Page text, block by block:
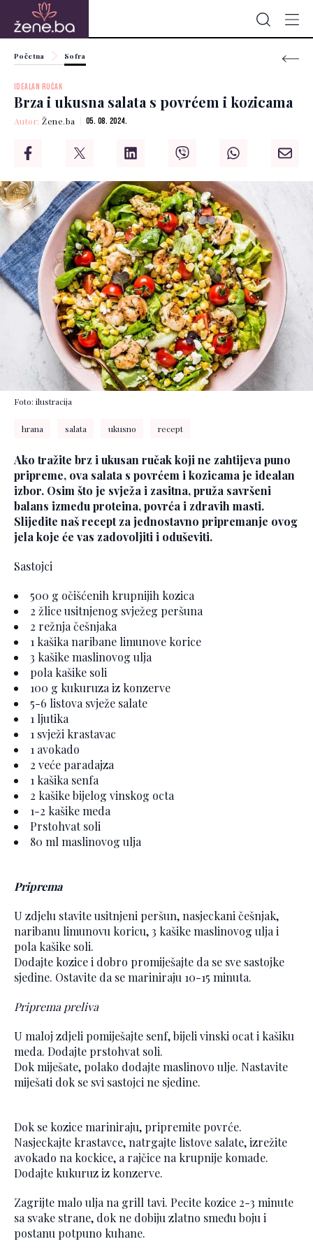
Početna Sofra
IDEALAN RUČAK
Brza i ukusna salata s povrćem i kozicama
Autor:Žene.ba 05. 08. 2024.
Foto: ilustracija
hrana salata ukusno recept
Ako tražite brz i ukusan ručak koji ne zahtijeva puno
pripreme, ova salata s povrćem i kozicama je idealan
izbor. Osim što je svježa i zasitna, pruža savršeni
balans između proteina, povrća i zdravih masti.
Slijedite naš recept za jednostavno pripremanje ovog
jela koje će vas zadovoljiti i oduševiti.
Sastojci
500 g očišćenih krupnijih kozica
2 žlice usitnjenog svježeg peršuna
2 režnja češnjaka
1 kašika naribane limunove korice
3 kašike maslinovog ulja
pola kašike soli
100 g kukuruza iz konzerve
5-6 listova svježe salate
1 ljutika
1 svježi krastavac
1 avokado
2 veće paradajza
1 kašika senfa
2 kašike bijelog vinskog octa
1-2 kašike meda
Prstohvat soli
80 ml maslinovog ulja
Priprema
U zdjelu stavite usitnjeni peršun, nasjeckani češnjak,
naribanu limunovu koricu, 3 kašike maslinovog ulja i
pola kašike soli.
Dodajte kozice i dobro promiješajte da se sve sastojke
sjedine. Ostavite da se mariniraju 10-15 minuta.
Priprema preliva
U maloj zdjeli pomiješajte senf, bijeli vinski ocat i kašiku
meda. Dodajte prstohvat soli.
Dok miješate, polako dodajte maslinovo ulje. Nastavite
miješati dok se svi sastojci ne sjedine.
Dok se kozice mariniraju, pripremite povrće.
Nasjeckajte krastavce, natrgajte listove salate, izrežite
avokado na kockice, a rajčice na krupnije komade.
Dodajte kukuruz iz konzerve.
Zagrijte malo ulja na grill tavi. Pecite kozice 2-3 minute
sa svake strane, dok ne dobiju zlatno smeđu boju i
postanu potpuno kuhane.